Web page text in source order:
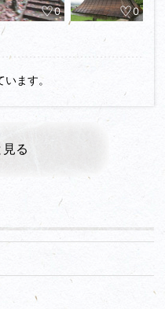
5時間かけてあそこに見え
津は豊臣に敗れたのか？」
城を探す→高城）から検索
・80話で詳しくレポートし
そちらを読み返していただ
戻った秀長は、その後に病
は参陣できませんでした。
に出陣し戦をした場所だと
臣兄弟』では、この根白坂
🤔 そして終盤のクライマ
今から密かに楽しみにし
0 0
ます。
見る